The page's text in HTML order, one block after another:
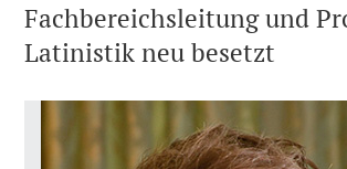
Fachbereichsleitung und
Latinistik neu besetzt